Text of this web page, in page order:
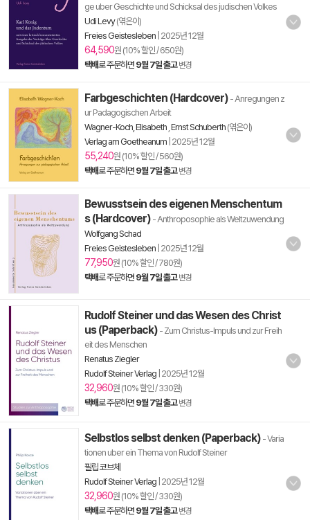
ge uber Geschichte und Schicksal des judischen Volkes
Udi Levy(엮은이)
Freies Geistesleben 2025년 12월
64,590원 (10% 할인 / 650원)
택배로 주문하면 9월 7일 출고 변경
Farbgeschichten (Hardcover) - Anregungen z
ur Padagogischen Arbeit
Wagner-Koch, Elisabeth Ernst Schuberth (엮은이)
Verlag am Goetheanum 2025년 12월
55,240원 (10% 할인 / 560원)
택배로 주문하면 9월 7일 출고 변경
Bewusstsein des eigenen Menschentum
s (Hardcover) - Anthroposophie als Weltzuwendung
Wolfgang Schad
Freies Geistesleben 2025년 12월
77,950원 (10% 할인 / 780원)
택배로 주문하면 9월 7일 출고 변경
Rudolf Steiner und das Wesen des Christ
us (Paperback) - Zum Christus-Impuls und zur Freih
eit des Menschen
Renatus Ziegler
Rudolf Steiner Verlag 2025년 12월
32,960원 (10% 할인 / 330원)
택배로 주문하면 9월 7일 출고 변경
Selbstlos selbst denken (Paperback) - Varia
tionen uber ein Thema von Rudolf Steiner
필립 코브체
Rudolf Steiner Verlag 2025년 12월
32,960원 (10% 할인 / 330원)
택배로 주문하면 9월 7일 출고 변경